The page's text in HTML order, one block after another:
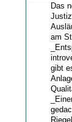
Das
am
gibt